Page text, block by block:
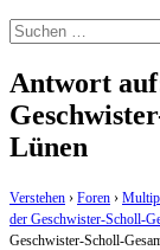
Suchen
nach:
Antwort
Lünen
Verstehen › Foren ›
der Geschwister-Scholl-
Geschwister-Scholl-